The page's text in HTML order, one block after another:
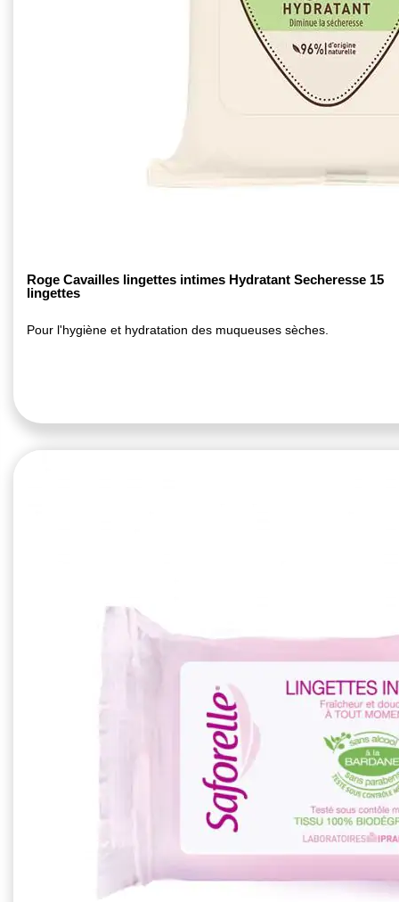
Roge Cavailles lingettes intimes Hydratant Secheresse 15
lingettes
Pour l'hygiène et hydratation des muqueuses sèches.